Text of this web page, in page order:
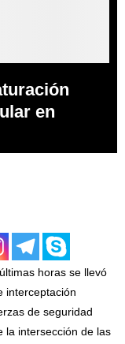
en
horas se llevó
interceptación
de seguridad
la intersección de las